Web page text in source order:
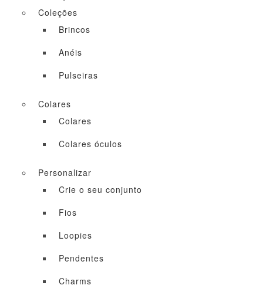
Coleções
Brincos
Anéis
Pulseiras
Colares
Colares
Colares óculos
Personalizar
Crie o seu conjunto
Fios
Loopies
Pendentes
Charms